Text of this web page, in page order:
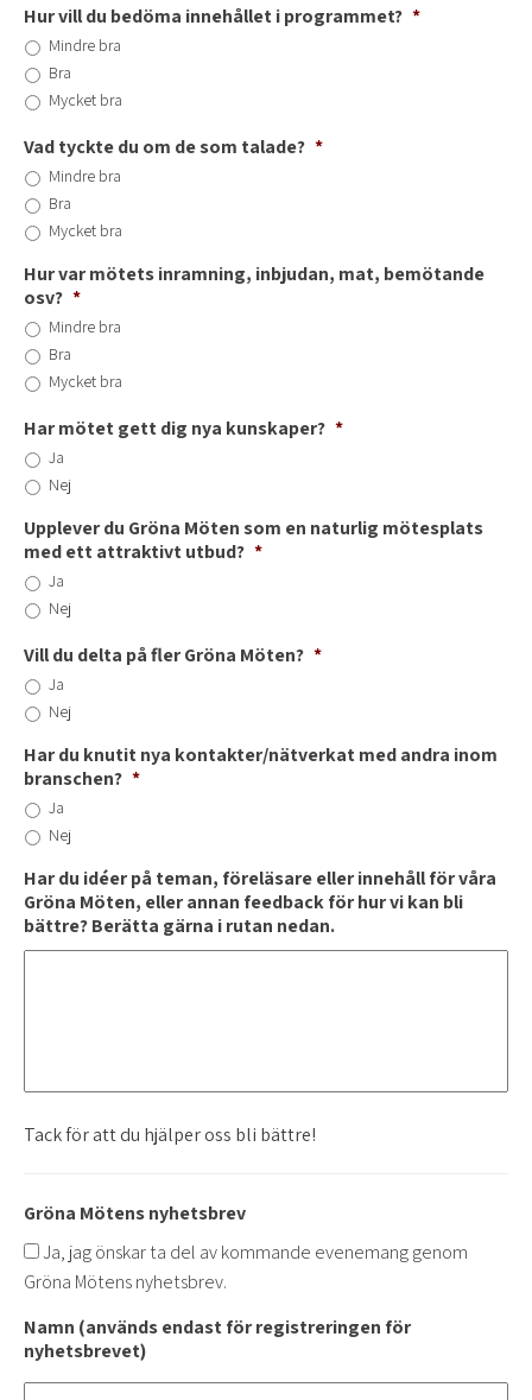
Hur vill du bedöma innehållet i programmet? *
Mindre bra
Bra
Mycket bra
Vad tyckte du om de som talade? *
Mindre bra
Bra
Mycket bra
Hur var mötets inramning, inbjudan, mat, bemötande
osv? *
Mindre bra
Bra
Mycket bra
Har mötet gett dig nya kunskaper? *
Ja
Nej
Upplever du Gröna Möten som en naturlig mötesplats
med ett attraktivt utbud? *
Ja
Nej
Vill du delta på fler Gröna Möten? *
Ja
Nej
Har du knutit nya kontakter/nätverkat med andra inom
branschen? *
Ja
Nej
Har du idéer på teman, föreläsare eller innehåll för våra
Gröna Möten, eller annan feedback för hur vi kan bli
bättre? Berätta gärna i rutan nedan.
Tack för att du hjälper oss bli bättre!
Gröna Mötens nyhetsbrev
Ja, jag önskar ta del av kommande evenemang genom
Gröna Mötens nyhetsbrev.
Namn (används endast för registreringen för
nyhetsbrevet)